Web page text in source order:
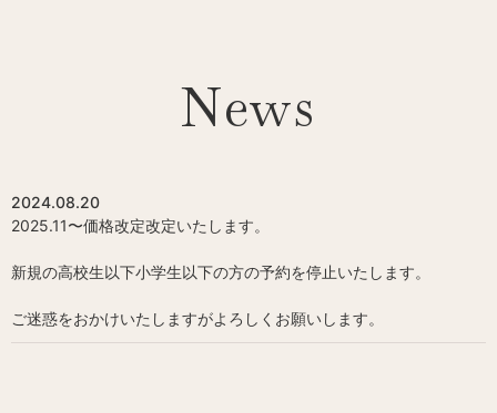
News
2024.08.20
2025.11〜価格改定改定いたします。
新規の高校生以下小学生以下の方の予約を停止いたします。
ご迷惑をおかけいたしますがよろしくお願いします。